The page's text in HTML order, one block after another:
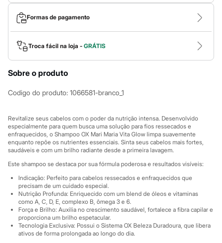
Acessórios
Bolsas
Bonés e Chapéus
Bijoux
Cintos
Óculos
Relógios
Calçados
Botas
Chinelos
Rasteirinhas
Sapatilhas
Tênis
Marcas
City
Clock House
Mindset
Sawary
Yessica
Moda esportiva
Acessórios
Blusas
Calçados
Leggings
Shorts e Bermudas
Formas de pagamento
Troca fácil na loja - GRÁTIS
Sobre o produto
Codigo do produto: 1066581-branco_1
Revitalize seus cabelos com o poder da nutrição intensa. Desenvolvido
especialmente para quem busca uma solução para fios ressecados e
enfraquecidos, o Shampoo OX Mari Maria Vita Glow limpa suavemente
enquanto repõe os nutrientes essenciais. Sinta seus cabelos mais fortes,
saudáveis e com um brilho radiante desde a primeira lavagem.
Este shampoo se destaca por sua fórmula poderosa e resultados visíveis:
Indicação: Perfeito para cabelos ressecados e enfraquecidos que
precisam de um cuidado especial.
Nutrição Profunda: Enriquecido com um blend de óleos e vitaminas
como A, C, D, E, complexo B, ômega 3 e 6.
Força e Brilho: Auxilia no crescimento saudável, fortalece a fibra capilar e
proporciona um brilho espetacular.
Tecnologia Exclusiva: Possui o Sistema OX Beleza Duradoura, que libera
ativos de forma prolongada ao longo do dia.